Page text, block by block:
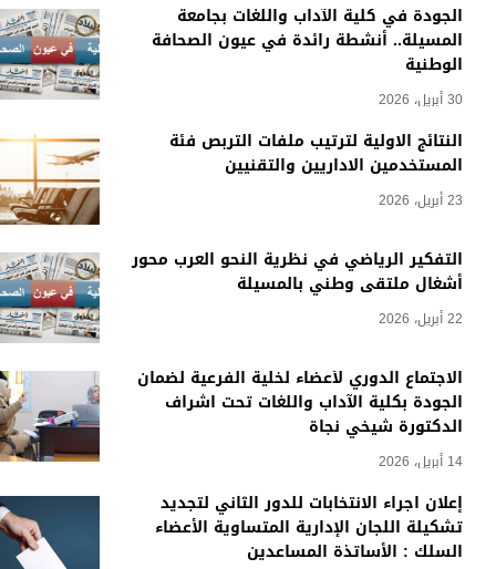
الجودة في كلية الآداب واللغات بجامعة
المسيلة.. أنشطة رائدة في عيون الصحافة
الوطنية
30 أبريل، 2026
النتائج الاولية لترتيب ملفات التربص فئة
المستخدمين الاداريين والتقنيين
23 أبريل، 2026
التفكير الرياضي في نظرية النحو العرب محور
أشغال ملتقى وطني بالمسيلة
22 أبريل، 2026
الاجتماع الدوري لأعضاء لخلية الفرعية لضمان
الجودة بكلية الآداب واللغات تحت اشراف
الدكتورة شيخي نجاة
14 أبريل، 2026
إعلان اجراء الانتخابات للدور الثاني لتجديد
تشكيلة اللجان الإدارية المتساوية الأعضاء
السلك : الأساتذة المساعدين